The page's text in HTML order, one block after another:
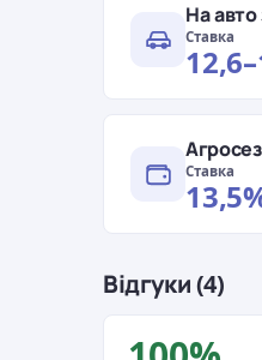
На авто
Ставка
Ставка
Відгуки (4)